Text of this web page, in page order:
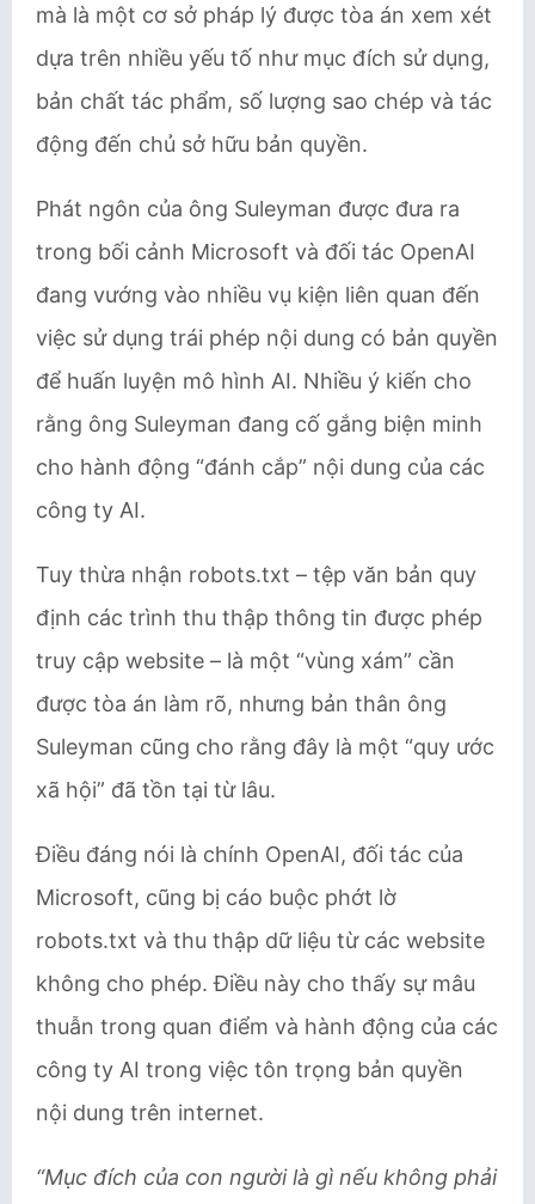
mà là một cơ sở pháp lý được tòa án xem xét
dựa trên nhiều yếu tố như mục đích sử dụng,
bản chất tác phẩm, số lượng sao chép và tác
động đến chủ sở hữu bản quyền.
Phát ngôn của ông Suleyman được đưa ra
trong bối cảnh Microsoft và đối tác OpenAI
đang vướng vào nhiều vụ kiện liên quan đến
việc sử dụng trái phép nội dung có bản quyền
để huấn luyện mô hình AI. Nhiều ý kiến cho
rằng ông Suleyman đang cố gắng biện minh
cho hành động “đánh cắp” nội dung của các
công ty AI.
Tuy thừa nhận robots.txt – tệp văn bản quy
định các trình thu thập thông tin được phép
truy cập website – là một “vùng xám” cần
được tòa án làm rõ, nhưng bản thân ông
Suleyman cũng cho rằng đây là một “quy ước
xã hội” đã tồn tại từ lâu.
Điều đáng nói là chính OpenAI, đối tác của
Microsoft, cũng bị cáo buộc phớt lờ
robots.txt và thu thập dữ liệu từ các website
không cho phép. Điều này cho thấy sự mâu
thuẫn trong quan điểm và hành động của các
công ty AI trong việc tôn trọng bản quyền
nội dung trên internet.
“Mục đích của con người là gì nếu không phải